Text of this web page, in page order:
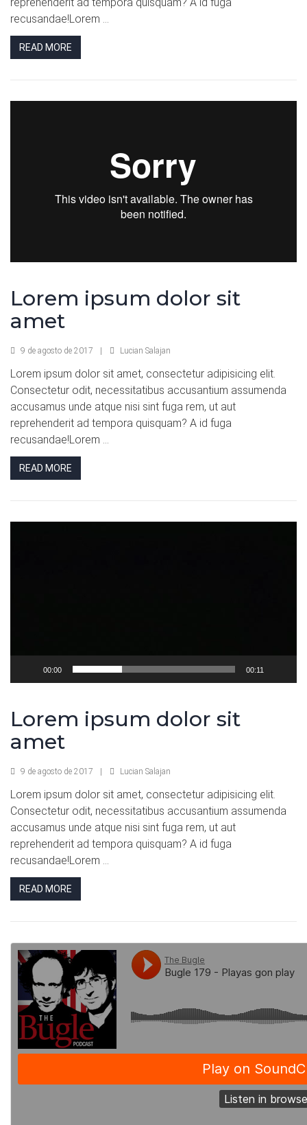
recusandae!Lorem ...
READ MORE
Lorem ipsum dolor sit
amet
9 de agosto de 2017 Lucian Salajan
Lorem ipsum dolor sit amet, consectetur adipisicing elit.
Consectetur odit, necessitatibus accusantium assumenda
accusamus unde atque nisi sint fuga rem, ut aut
reprehenderit ad tempora quisquam? A id fuga
recusandae!Lorem ...
READ MORE
00:00 00:11
Lorem ipsum dolor sit
amet
9 de agosto de 2017 Lucian Salajan
Lorem ipsum dolor sit amet, consectetur adipisicing elit.
Consectetur odit, necessitatibus accusantium assumenda
accusamus unde atque nisi sint fuga rem, ut aut
reprehenderit ad tempora quisquam? A id fuga
recusandae!Lorem ...
READ MORE